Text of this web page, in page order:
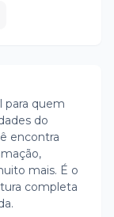
para quem
do
encontra
mais. É o
completa